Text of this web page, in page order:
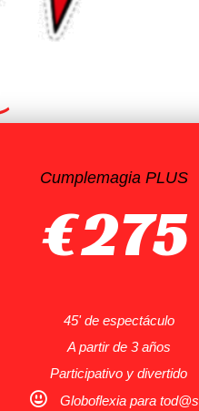
Cumplemagia PLUS
€275
45' de espectáculo
A partir de 3 años
Participativo y divertido
Globoflexia para tod@s